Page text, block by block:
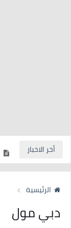
أخر الاخبار
الرئيسية
دبي مول